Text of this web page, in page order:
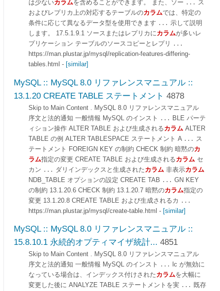
は少ないカラムを含めることができます。 また、ソー ...
ス
およびレプリカ上の対応するテーブルのカラムでは、特定の
条件に応じて異なるデータ型を使用できます ... 示して説明
します。 17.5.1.9.1 ソースまたはレプリカにカラムが多いレ
プリケーション テーブルのソースコピーとレプリ
...
https://man.plustar.jp/mysql/replication-features-differing-
tables.html - [similar]
MySQL :: MySQL 8.0 リファレンスマニュアル ::
13.1.20 CREATE TABLE ステートメント 4878
Skip to Main Content . MySQL 8.0 リファレンスマニュアル
序文と法的通知 一般情報 MySQL のインスト
...
BLE パーテ
ィション操作 ALTER TABLE および生成されるカラム ALTER
TABLE の例 ALTER TABLESPACE ステートメント A ...
ス
テートメント FOREIGN KEY の制約 CHECK 制約 暗黙のカ
ラム指定の変更 CREATE TABLE および生成されるカラム セ
カン ... ダリインデックスと生成されたカラム 非表示カラム
NDB_TABLE オプションの設定 CREATE TAB ... GN KEY
の制約 13.1.20.6 CHECK 制約 13.1.20.7 暗黙のカラム指定の
変更 13.1.20.8 CREATE TABLE および生成されるカ
...
https://man.plustar.jp/mysql/create-table.html - [similar]
MySQL :: MySQL 8.0 リファレンスマニュアル ::
15.8.10.1 永続的オプティマイザ統計... 4851
Skip to Main Content . MySQL 8.0 リファレンスマニュアル
序文と法的通知 一般情報 MySQL のインスト
...
lc が無効に
なっている場合は、インデックス付けされたカラムを大幅に
変更した後に ANALYZE TABLE ステートメントを実 ...
既存